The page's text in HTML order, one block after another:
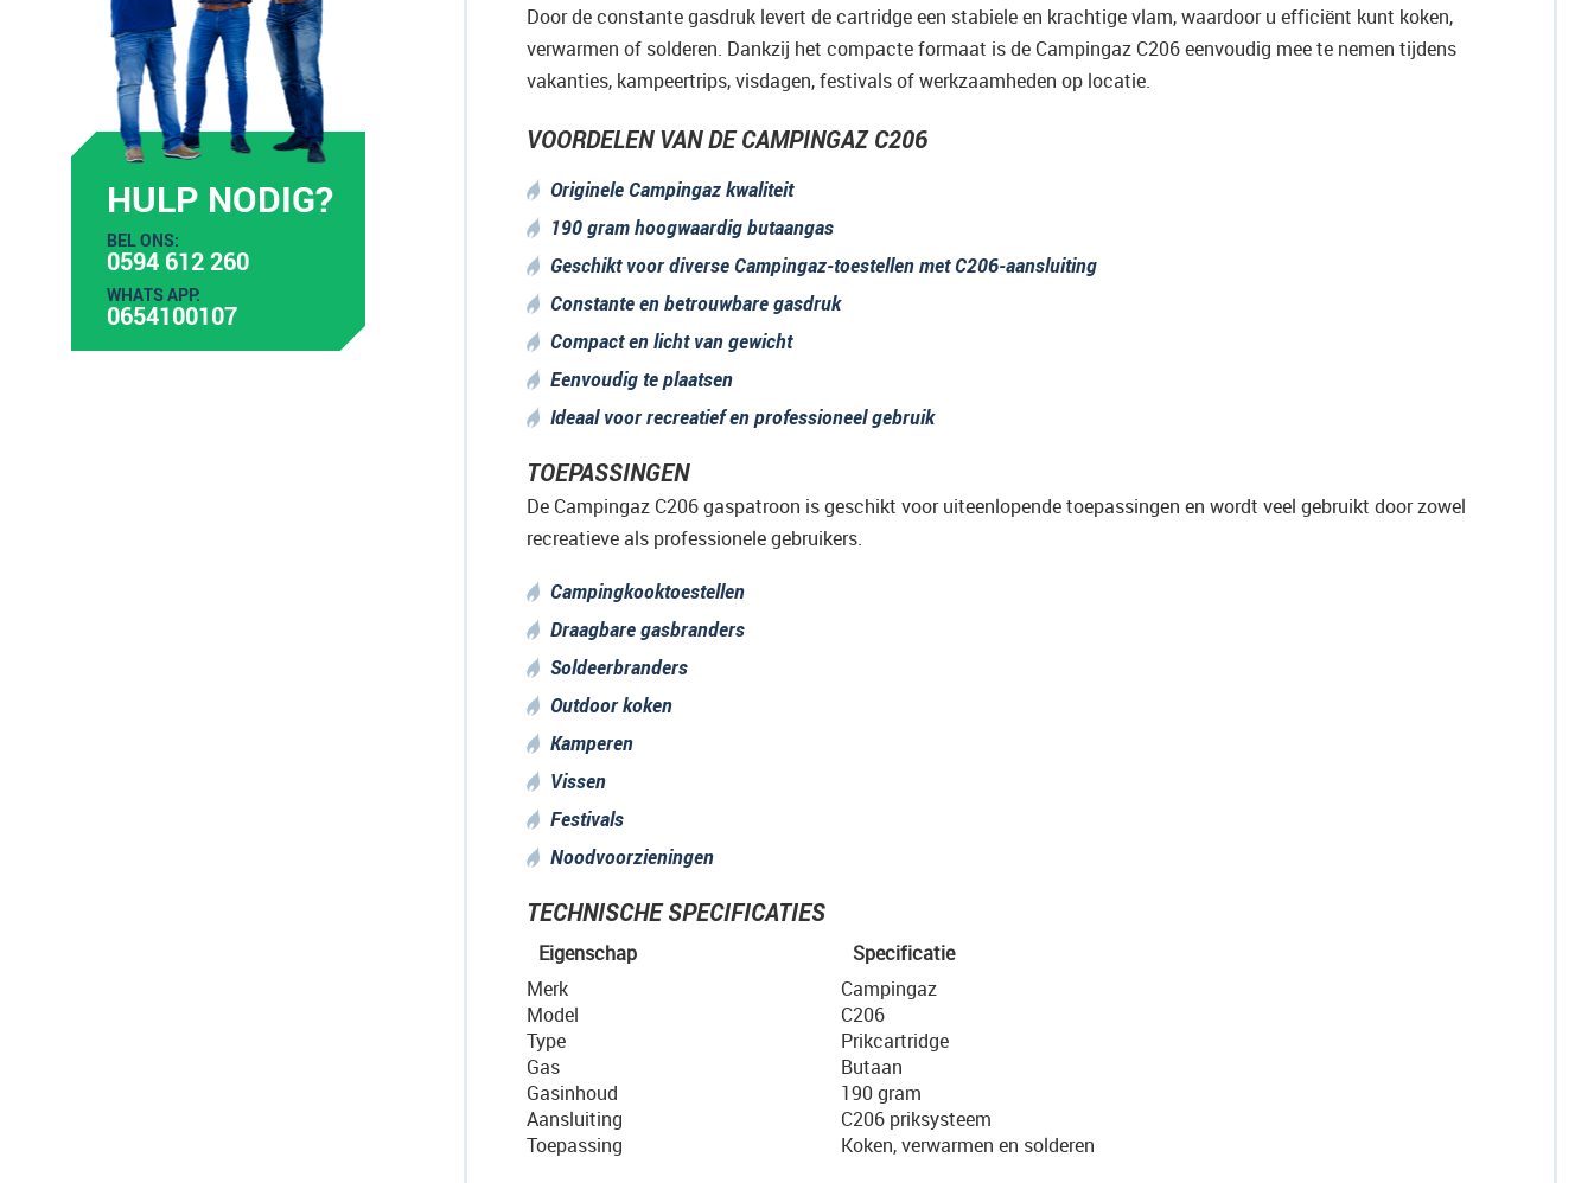
HULP NODIG?
BEL ONS:
0594 612 260
WHATS APP:
0654100107
Door de constante gasdruk levert de cartridge een stabiele en krachtige vlam, waardoor u efficiënt kunt koken,
verwarmen of solderen. Dankzij het compacte formaat is de Campingaz C206 eenvoudig mee te nemen tijdens
vakanties, kampeertrips, visdagen, festivals of werkzaamheden op locatie.
VOORDELEN VAN DE CAMPINGAZ C206
Originele Campingaz kwaliteit
190 gram hoogwaardig butaangas
Geschikt voor diverse Campingaz-toestellen met C206-aansluiting
Constante en betrouwbare gasdruk
Compact en licht van gewicht
Eenvoudig te plaatsen
Ideaal voor recreatief en professioneel gebruik
TOEPASSINGEN
De Campingaz C206 gaspatroon is geschikt voor uiteenlopende toepassingen en wordt veel gebruikt door zowel
recreatieve als professionele gebruikers.
Campingkooktoestellen
Draagbare gasbranders
Soldeerbranders
Outdoor koken
Kamperen
Vissen
Festivals
Noodvoorzieningen
TECHNISCHE SPECIFICATIES
Eigenschap
Specificatie
Merk
Campingaz
Model
C206
Type
Prikcartridge
Gas
Butaan
Gasinhoud
190 gram
Aansluiting
C206 priksysteem
Toepassing
Koken, verwarmen en solderen